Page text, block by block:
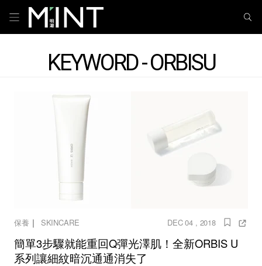
KEYWORD - ORBISU
保養 ｜ SKINCARE DEC 04 , 2018
簡單3步驟就能重回Q彈光澤肌！全新ORBIS U
系列讓細紋暗沉通通消失了